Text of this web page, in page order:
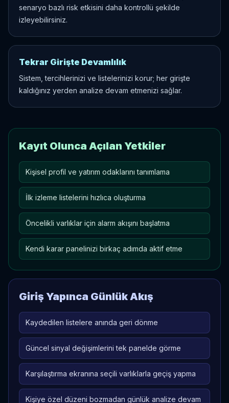
senaryo bazlı risk etkisini daha kontrollü şekilde
izleyebilirsiniz.
Tekrar Girişte Devamlılık
Sistem, tercihlerinizi ve listelerinizi korur; her girişte
kaldığınız yerden analize devam etmenizi sağlar.
Kayıt Olunca Açılan Yetkiler
Kişisel profil ve yatırım odaklarını tanımlama
İlk izleme listelerini hızlıca oluşturma
Öncelikli varlıklar için alarm akışını başlatma
Kendi karar panelinizi birkaç adımda aktif etme
Giriş Yapınca Günlük Akış
Kaydedilen listelere anında geri dönme
Güncel sinyal değişimlerini tek panelde görme
Karşılaştırma ekranına seçili varlıklarla geçiş yapma
Kişiye özel düzeni bozmadan günlük analize devam